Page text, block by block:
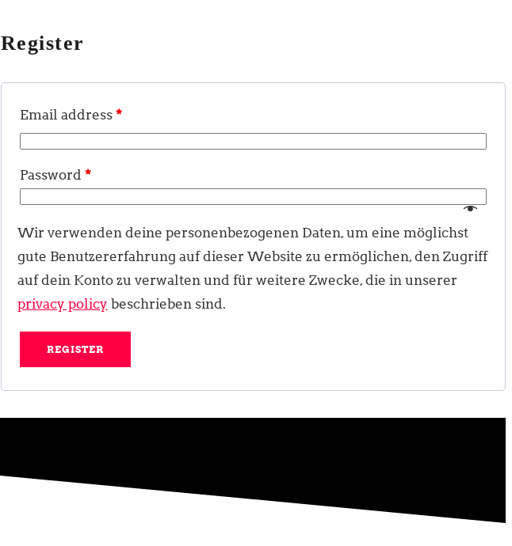
Register
Email address *
Password *
Wir verwenden deine personenbezogenen Daten, um eine möglichst
gute Benutzererfahrung auf dieser Website zu ermöglichen, den Zugriff
auf dein Konto zu verwalten und für weitere Zwecke, die in unserer
privacy policy beschrieben sind.
REGISTER